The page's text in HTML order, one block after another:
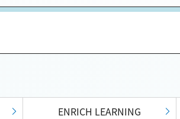
ENRICH LEARNING